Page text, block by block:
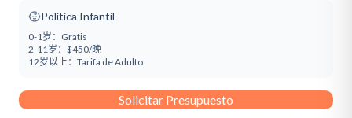
Política Infantil
0-1岁： Gratis
2-11岁： $450/晚
12岁以上： Tarifa de Adulto
Solicitar Presupuesto